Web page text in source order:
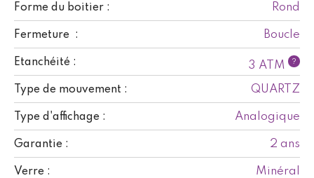
Forme du boitier : Rond
Fermeture : Boucle
Etanchéité : 3 ATM ?
Type de mouvement : QUARTZ
Type d'affichage : Analogique
Garantie : 2 ans
Verre : Minéral